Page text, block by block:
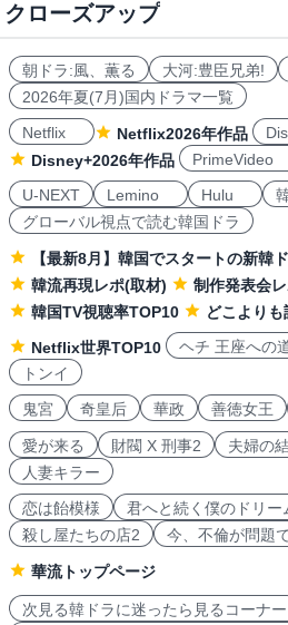
クローズアップ
朝ドラ:風、薫る 大河:豊臣兄弟!
2026年夏(7月)国内ドラマ一覧
Netflix
Netflix2026年作品
Disney+2026年作品
PrimeVideo
U-NEXT
Lemino Hulu
グローバル視点で読む韓国ドラ
【最新8月】韓国でスタートの新韓
韓流再現レポ(取材)
制作発表会
韓国TV視聴率TOP10
どこより
Netflix世界TOP10
ヘチ 王座への
トンイ
鬼宮
奇皇后 華政 善徳女王
愛が来る 財閥 X 刑事2 夫婦の
人妻キラー
恋は飴模様
君へと続く僕のドリー
殺し屋たちの店2
今、不倫が問題
華流トップページ
次見る韓ドラに迷ったら見るコーナー